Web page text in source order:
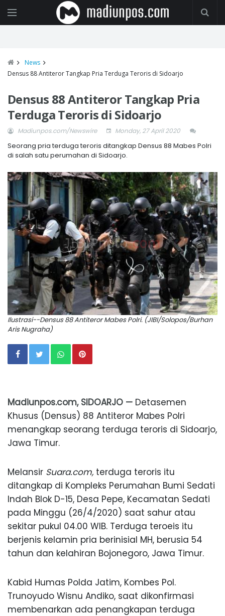
News
Densus 88 Antiteror Tangkap Pria Terduga Teroris di Sidoarjo
Densus 88 Antiteror Tangkap Pria
Terduga Teroris di Sidoarjo
Madiunpos.com/Newswire Monday, 27 April 2020
Seorang pria terduga teroris ditangkap Densus 88 Mabes Polri
di salah satu perumahan di Sidoarjo.
Ilustrasi--Densus 88 Antiteror Mabes Polri. (JIBI/Solopos/Burhan
Aris Nugraha)
Madiunpos.com, SIDOARJO — Detasemen
Khusus (Densus) 88 Antiteror Mabes Polri
menangkap seorang terduga teroris di Sidoarjo,
Jawa Timur.
Melansir Suara.com, terduga teroris itu
ditangkap di Kompleks Perumahan Bumi Sedati
Indah Blok D-15, Desa Pepe, Kecamatan Sedati
pada Minggu (26/4/2020) saat sahur atau
sekitar pukul 04.00 WIB. Terduga teroeis itu
berjenis kelamin pria berinisial MH, berusia 54
tahun dan kelahiran Bojonegoro, Jawa Timur.
Kabid Humas Polda Jatim, Kombes Pol.
Trunoyudo Wisnu Andiko, saat dikonfirmasi
membenarkan ada penangkapan terduga